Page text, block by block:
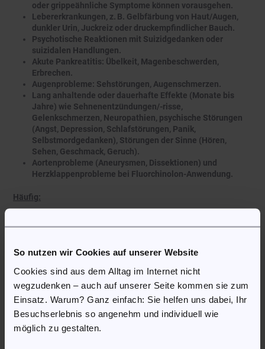
So nutzen wir Cookies auf unserer Website
Cookies sind aus dem Alltag im Internet nicht
wegzudenken – auch auf unserer Seite kommen sie zum
Einsatz. Warum? Ganz einfach: Sie helfen uns dabei, Ihr
Besuchserlebnis so angenehm und individuell wie
möglich zu gestalten.
oder grippeähnliche Symptome können vorausgehen.
Lebererkrankungen, z. B. Gelbfärbung von Haut/Augen,
dunkler Urin, Juckreiz oder druckempfindlicher Bauch.
Psychotische Reaktionen mit Suizidgedanken oder
suizidalen Handlungen.
Akute Pankreatitis: Übelkeit, Magenbeschwerden,
Erbrechen.
Augenprobleme: Sehstörungen, Augenschmerzen.
Lang anhaltende oder dauerhafte Effekte (Monate bis
Jahre) wie Sehnenentzündungen/-risse,
Gelenkschmerzen, Neuropathien, psychische Störungen
(Angst, Depression, Schlafstörungen, Panik,
Selbstmordgedanken), Störungen der Sinne (Hören,
Sehen, Geschmack, Geruch).
Aortenprobleme (Aneurysmen, Dissektionen) und
Herzklappenprobleme bei Fluorchinolon-Anwendung.
Häufig:
Anstieg bestimmter Leberwerte im Blut.
Selten:
Infektionen durch Candida oder andere Mikroorganismen;
Veränderungen weißer Blutkörperchen (Leukopenie,
Eosinophilie);
Nervosität, Angst, Schläfrigkeit, Zittern, Schwindel;